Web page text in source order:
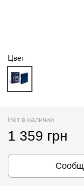
Цвет
Нет в наличии
1 359 грн